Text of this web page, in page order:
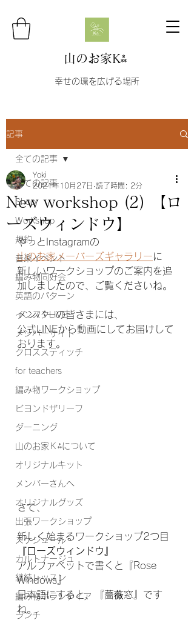
山のお家K⁂
幸せの環を広げる場所
記事
全ての記事
Shop
Workshop
規約
音楽イベント
編み物同好会
英語のパターン
インスタLIVE
メンバーサイト
クロススティッチ
for teachers
編み物ワークショップ
ビヨンドザリーフ
ダーニング
山のお家Ｋ⁂について
オリジナルキット
メンバーさんへ
オリジナルグッズ
出張ワークショップ
スケジュール
カルトナージュ
継続レッスン
編み物ボランティア
ランチ
全ての記事
New workshop (2) 【ロ
ーズウィンドウ】
Yoki
2021年10月27日 読了時間: 2分
やっとInstagramの
山のお家メーバーズギャラリーに
新しいワークショップのご案内を追
加しましたので、ご覧くださいね。
メンバーの皆さまには、
公式LINEから動画にしてお届けして
おります。
さて、
新しく始まるワークショップ2つ目
『ローズウィンドウ』
アルファベットで書くと『Rose
Windows』
日本語にすると、『薔薇窓』です
ね。